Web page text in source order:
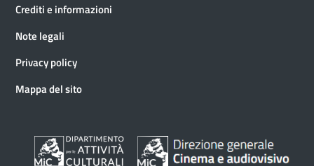
Crediti e informazioni
Note legali
Privacy policy
Mappa del sito